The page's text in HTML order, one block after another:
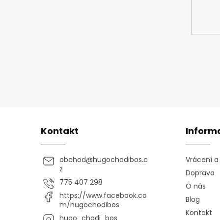
Kontakt
obchod@hugochodibos.c
z
775 407 298
https://www.facebook.co
m/hugochodibos
Vrácení
Doprava
O nás
Blog
Kontakt